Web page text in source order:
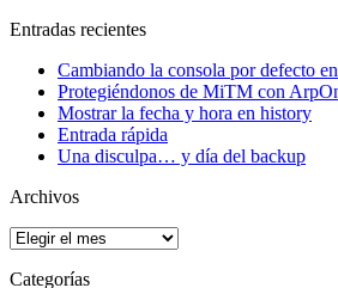
Entradas recientes
Cambiando la consola por defecto
Protegiéndonos de MiTM con
Mostrar la fecha y hora en history
Entrada rápida
Una disculpa… y día del backup
Archivos
Archivos
Categorías